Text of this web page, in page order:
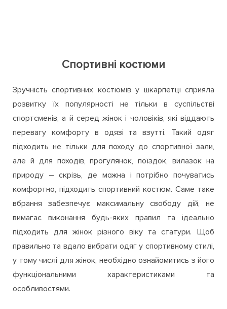
Спортивні костюми
Зручність спортивних костюмів у шкарпетці сприяла
розвитку їх популярності не тільки в суспільстві
спортсменів, а й серед жінок і чоловіків, які віддають
перевагу комфорту в одязі та взутті. Такий одяг
підходить не тільки для походу до спортивної зали,
але й для походів, прогулянок, поїздок, вилазок на
природу – скрізь, де можна і потрібно почуватись
комфортно, підходить спортивний костюм. Саме таке
вбрання забезпечує максимальну свободу дій, не
вимагає виконання будь-яких правил та ідеально
підходить для жінок різного віку та статури. Щоб
правильно та вдало вибрати одяг у спортивному стилі,
у тому числі для жінок, необхідно ознайомитись з його
функціональними характеристиками та
особливостями.